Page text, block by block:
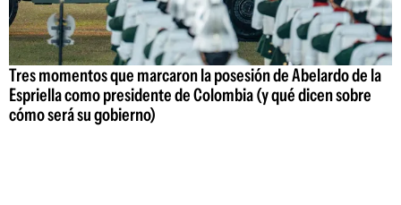
Tres momentos que marcaron la posesión de Abelardo de la
Espriella como presidente de Colombia (y qué dicen sobre
cómo será su gobierno)